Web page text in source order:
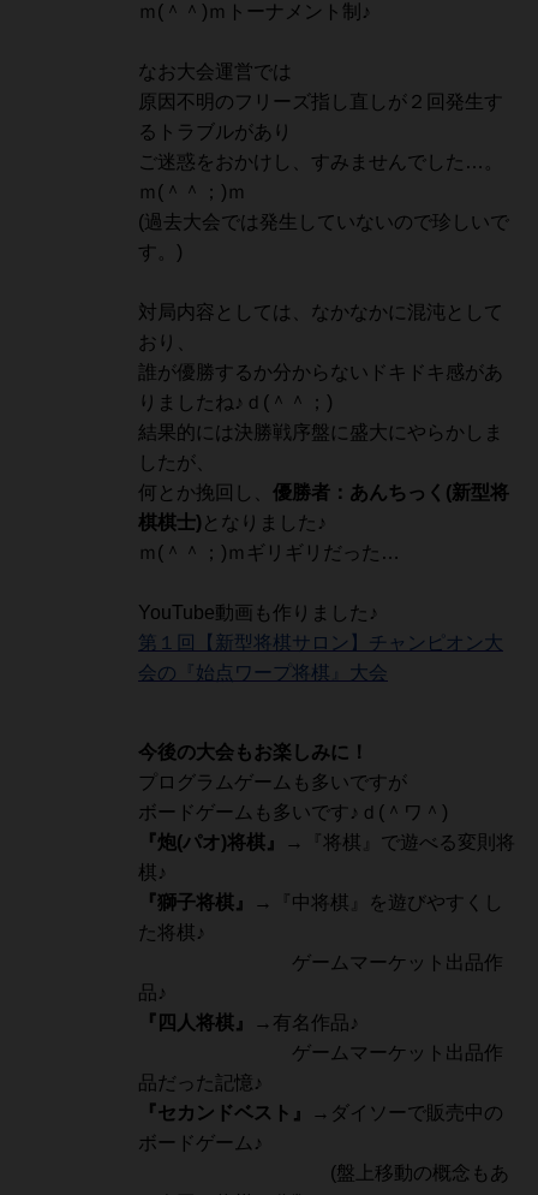
ｍ(＾＾)ｍトーナメント制♪
なお大会運営では
原因不明のフリーズ指し直しが２回発生す
るトラブルがあり
ご迷惑をおかけし、すみませんでした…。
ｍ(＾＾；)ｍ
(過去大会では発生していないので珍しいで
す。)
対局内容としては、なかなかに混沌として
おり、
誰が優勝するか分からないドキドキ感があ
りましたね♪ｄ(＾＾；)
結果的には決勝戦序盤に盛大にやらかしま
したが、
何とか挽回し、 優勝者：あんちっく (新型将
棋棋士) となりました♪
ｍ(＾＾；)ｍギリギリだった…
YouTube動画も作りました♪
第１回【新型将棋サロン】チャンピオン大
会の『始点ワープ将棋』大会
今後の大会もお楽しみに！
プログラムゲームも多いですが
ボードゲームも多いです♪ｄ(＾ワ＾)
『炮(パオ)将棋』
→『将棋』で遊べる変則将
棋♪
『獅子将棋』
→『中将棋』を遊びやすくし
た将棋♪
ゲームマーケット出品作
品♪
『四人将棋』
→有名作品♪
ゲームマーケット出品作
品だった記憶♪
『セカンドベスト』
→ダイソーで販売中の
ボードゲーム♪
(盤上移動の概念もあ